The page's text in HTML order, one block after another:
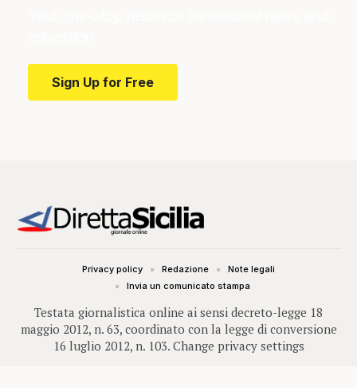
Sign Up for Free
Testata giornalistica online ai sensi decreto-legge 18
maggio 2012, n. 63, coordinato con la legge di conversione
16 luglio 2012, n. 103. Change privacy settings
Privacy policy Redazione
Note legali
Invia un comunicato stampa